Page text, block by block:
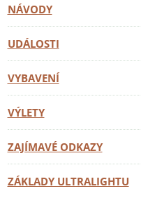
NÁVODY
UDÁLOSTI
VYBAVENÍ
VÝLETY
ZAJÍMAVÉ ODKAZY
ZÁKLADY ULTRALIGHTU